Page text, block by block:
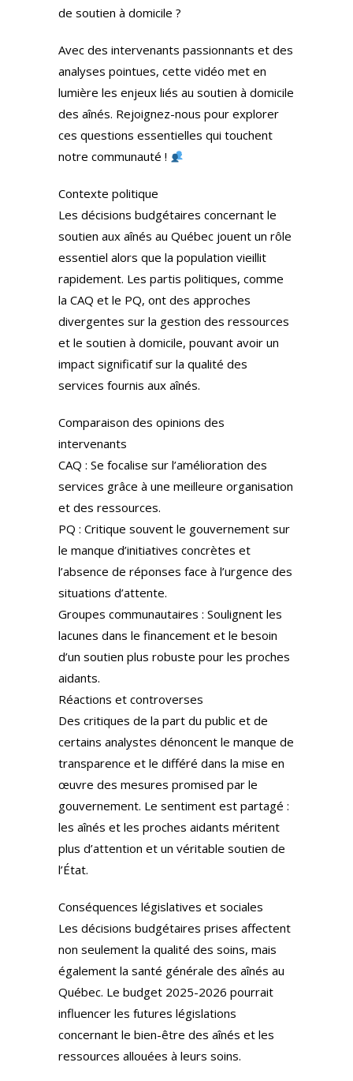
de soutien à domicile ?
Avec des intervenants passionnants et des
analyses pointues, cette vidéo met en
lumière les enjeux liés au soutien à domicile
des aînés. Rejoignez-nous pour explorer
ces questions essentielles qui touchent
notre communauté !
Contexte politique
Les décisions budgétaires concernant le
soutien aux aînés au Québec jouent un rôle
essentiel alors que la population vieillit
rapidement. Les partis politiques, comme
la CAQ et le PQ, ont des approches
divergentes sur la gestion des ressources
et le soutien à domicile, pouvant avoir un
impact significatif sur la qualité des
services fournis aux aînés.
Comparaison des opinions des
intervenants
CAQ : Se focalise sur l’amélioration des
services grâce à une meilleure organisation
et des ressources.
PQ : Critique souvent le gouvernement sur
le manque d’initiatives concrètes et
l’absence de réponses face à l’urgence des
situations d’attente.
Groupes communautaires : Soulignent les
lacunes dans le financement et le besoin
d’un soutien plus robuste pour les proches
aidants.
Réactions et controverses
Des critiques de la part du public et de
certains analystes dénoncent le manque de
transparence et le différé dans la mise en
œuvre des mesures promised par le
gouvernement. Le sentiment est partagé :
les aînés et les proches aidants méritent
plus d’attention et un véritable soutien de
l’État.
Conséquences législatives et sociales
Les décisions budgétaires prises affectent
non seulement la qualité des soins, mais
également la santé générale des aînés au
Québec. Le budget 2025-2026 pourrait
influencer les futures législations
concernant le bien-être des aînés et les
ressources allouées à leurs soins.